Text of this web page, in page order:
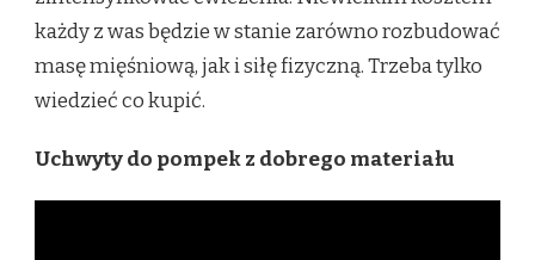
każdy z was będzie w stanie zarówno rozbudować
masę mięśniową, jak i siłę fizyczną. Trzeba tylko
wiedzieć co kupić.
Uchwyty do pompek z dobrego materiału